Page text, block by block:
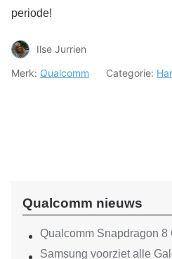
periode!
Ilse Jurrien
Merk: Qualcomm Categorie:
Qualcomm nieuws
Qualcomm Snapdragon 8
Samsung voorziet alle